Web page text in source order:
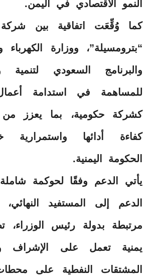
النمو الاقتصادي في اليمن.
كما وُقِّعَت اتفاقية بين شركة
“بترومسيلة”، ووزارة الكهرباء
والبرنامج السعودي لتنمية
للمساهمة في استدامة
كشركة حكومية، بما يعزز من
كفاءة أدائها واستمرارية
الحكومة اليمنية.
يأتي الدعم وفقًا لحوكمة
الدعم إلى المستفيد
مرتبطة بدولة رئيس
يمنية تعمل على الإشراف
المشتقات النفطية على محطات